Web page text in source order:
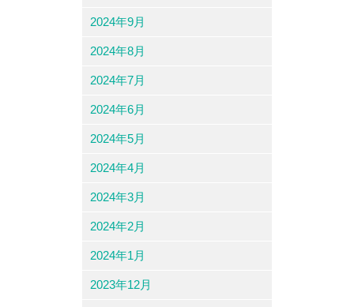
2024年9月
2024年8月
2024年7月
2024年6月
2024年5月
2024年4月
2024年3月
2024年2月
2024年1月
2023年12月